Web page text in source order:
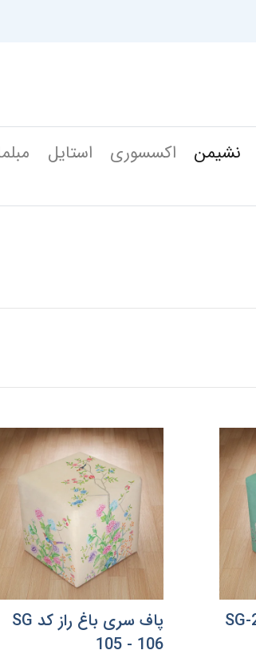
نشیمن اکسسوری استایل
پاف سری باغ راز کد 2-SG
پاف سری باغ راز کد SG
105 - 106